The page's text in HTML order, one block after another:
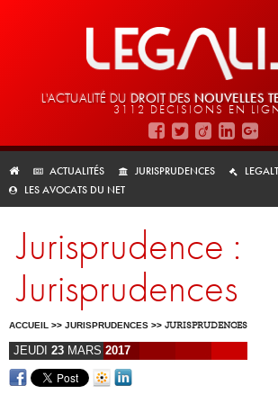
L'ACTUALITÉ DU DROIT DES NOUVELLES
3112 DÉCISIONS EN
ACTUALITÉS JURISPRUDENCES
LES AVOCATS DU NET
Jurisprudence :
Jurisprudences
ACCUEIL >> JURISPRUDENCES >> JURISPRUDENCES
JEUDI 23 MARS 2017